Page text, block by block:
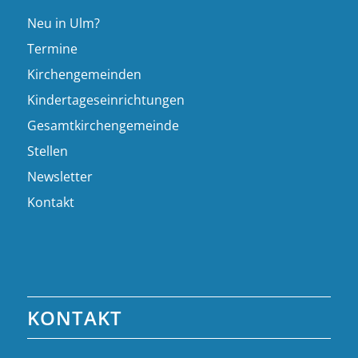
Neu in Ulm?
Termine
Kirchengemeinden
Kindertageseinrichtungen
Gesamtkirchengemeinde
Stellen
Newsletter
Kontakt
KONTAKT